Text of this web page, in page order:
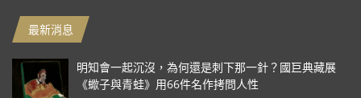
最新消息
明知會一起沉沒，為何還是刺下那一針？國巨典藏展
《蠍子與青蛙》用66件名作拷問人性